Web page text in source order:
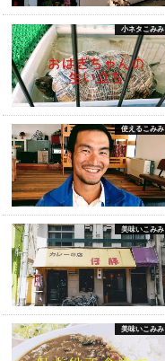
小ネタこみみ
使えるこみみ
美味いこみみ
美味いこみみ